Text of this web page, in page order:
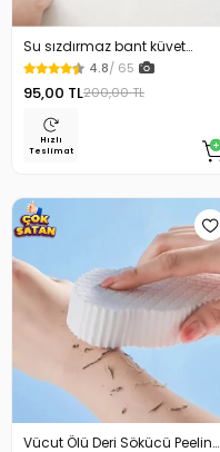
Su sızdırmaz bant küvet
Tezgah tamir bandı
4.8/ 65
95,00 TL200,00 TL
Hızlı
Teslimat
Vücut Ölü Deri Sökücü Peeling